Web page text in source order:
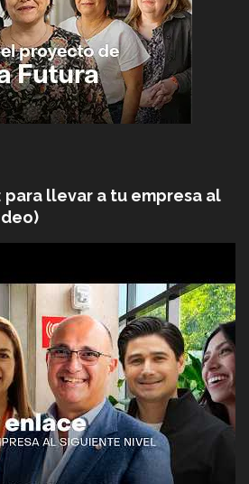
para llevar a tu empresa al